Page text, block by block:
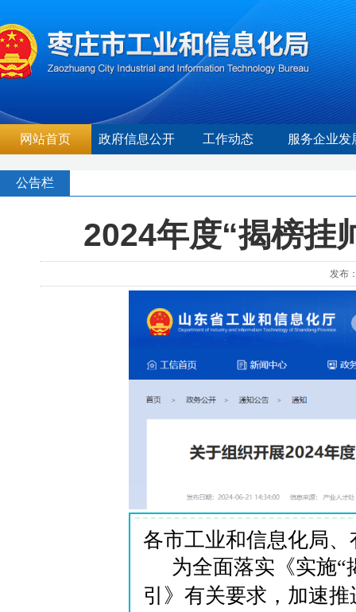
网站首页 政府信息公开 工作动态 服务企业发
公告栏
2024年度“揭榜挂
发布
各市工业和信息化局、
为全面落实《实施“
引》有关要求，加速